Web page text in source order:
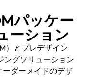
パッケー
ーション
）とプレデザイン
ングソリューション
ーダーメイドのデザ